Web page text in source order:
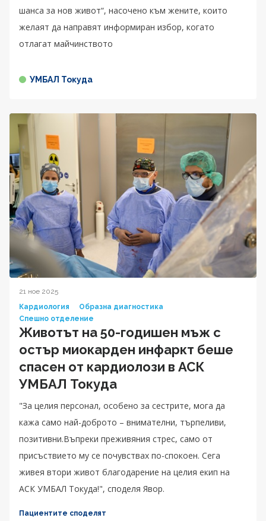
шанса за нов живот“, насочено към жените, които
желаят да направят информиран избор, когато
отлагат майчинството
УМБАЛ Токуда
21 ное 2025
Кардиология
Образна диагностика
Спешно отделение
Животът на 50-годишен мъж с
остър миокарден инфаркт беше
спасен от кардиолози в АСК
УМБАЛ Токуда
"За целия персонал, особено за сестрите, мога да
кажа само най-доброто – внимателни, търпеливи,
позитивни.Въпреки преживяния стрес, само от
присъствието му се почувствах по-спокоен. Сега
живея втори живот благодарение на целия екип на
АСК УМБАЛ Токуда!", споделя Явор.
Пациентите споделят